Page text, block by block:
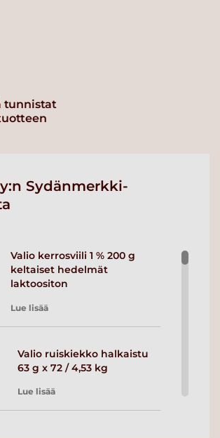
tunnistat
Sydänmerkki-
Valio kerrosviili 1 % 200 g
keltaiset hedelmät
laktoositon
Lue lisää
Valio ruiskiekko halkaistu
63 g x 72 / 4,53 kg
Lue lisää